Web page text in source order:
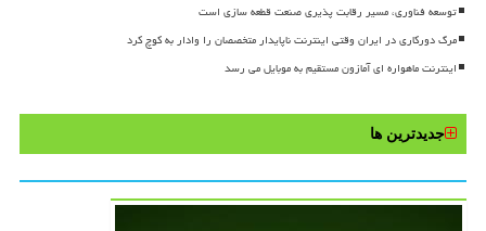
توسعه فناوری، مسیر رقابت پذیری صنعت قطعه سازی است
مرگ دورکاری در ایران وقتی اینترنت ناپایدار متخصصان را وادار به کوچ کرد
اینترنت ماهواره ای آمازون مستقیم به موبایل می رسد
جدیدترین ها